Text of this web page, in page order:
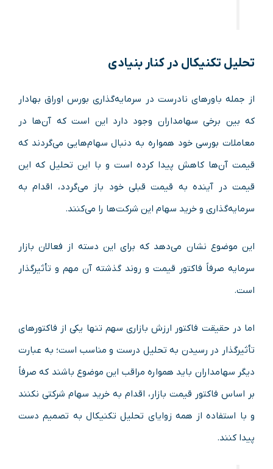
تحلیل تکنیکال در کنار بنیادی
از جمله باورهای نادرست در سرمایه‌گذاری بورس اوراق بهادار
که بین برخی سهامداران وجود دارد این است که آن‌ها در
معاملات بورسی خود همواره به دنبال سهام‌هایی می‌گردند که
قیمت آن‌ها کاهش پیدا کرده است و با این تحلیل که این
قیمت در آینده به قیمت قبلی خود باز می‌گردد، اقدام به
سرمایه‌گذاری و خرید سهام این شرکت‌ها را می‌کنند.
این موضوع نشان می‌دهد که برای این دسته از فعالان بازار
سرمایه صرفاً فاکتور قیمت و روند گذشته آن مهم و تأثیرگذار
است.
اما در حقیقت فاکتور ارزش بازاری سهم تنها یکی از فاکتور‌های
تأثیرگذار در رسیدن به تحلیل درست و مناسب است؛ به عبارت
دیگر سهامداران باید همواره مراقب این موضوع باشند که صرفاً
بر اساس فاکتور قیمت بازار، اقدام به خرید سهام شرکتی نکنند
و با استفاده از همه زوایای تحلیل تکنیکال به تصمیم دست
پیدا کنند.